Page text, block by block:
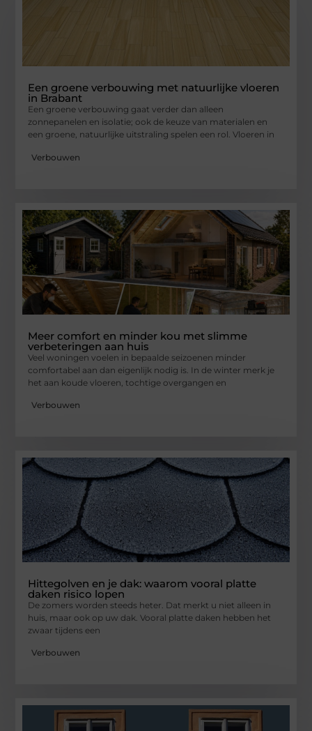
Een groene verbouwing met natuurlijke vloeren
in Brabant
Een groene verbouwing gaat verder dan alleen
zonnepanelen en isolatie; ook de keuze van materialen en
een groene, natuurlijke uitstraling spelen een rol. Vloeren in
Verbouwen
Meer comfort en minder kou met slimme
verbeteringen aan huis
Veel woningen voelen in bepaalde seizoenen minder
comfortabel aan dan eigenlijk nodig is. In de winter merk je
het aan koude vloeren, tochtige overgangen en
Verbouwen
Hittegolven en je dak: waarom vooral platte
daken risico lopen
De zomers worden steeds heter. Dat merkt u niet alleen in
huis, maar ook op uw dak. Vooral platte daken hebben het
zwaar tijdens een
Verbouwen